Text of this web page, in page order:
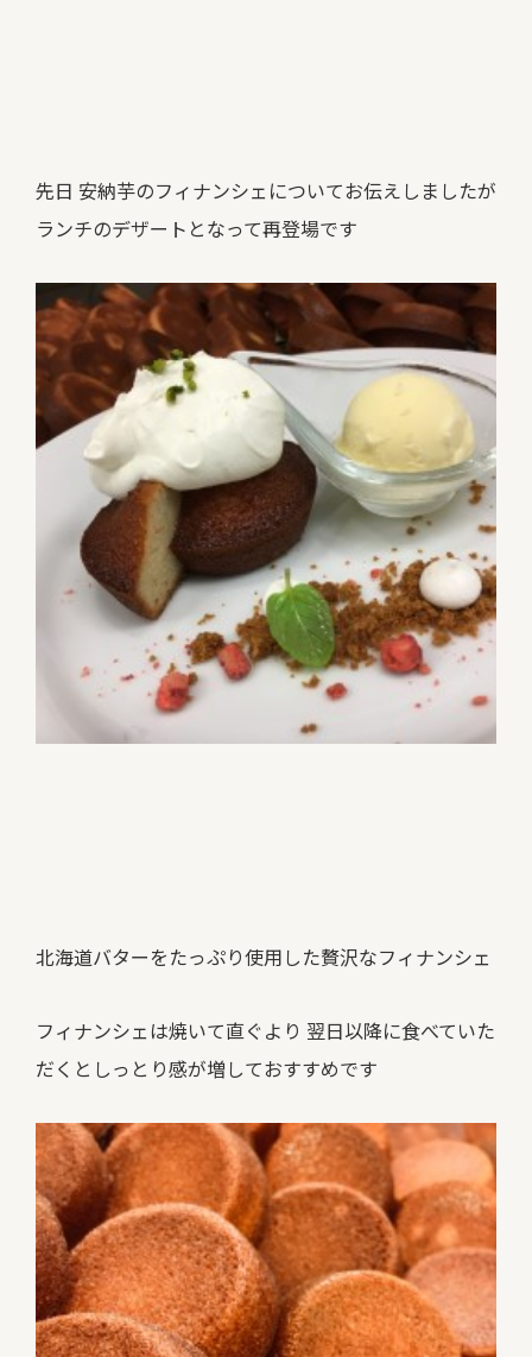
先日 安納芋のフィナンシェについてお伝えしましたが
ランチのデザートとなって再登場です
北海道バターをたっぷり使用した贅沢なフィナンシェ
フィナンシェは焼いて直ぐより 翌日以降に食べていた
だくとしっとり感が増しておすすめです